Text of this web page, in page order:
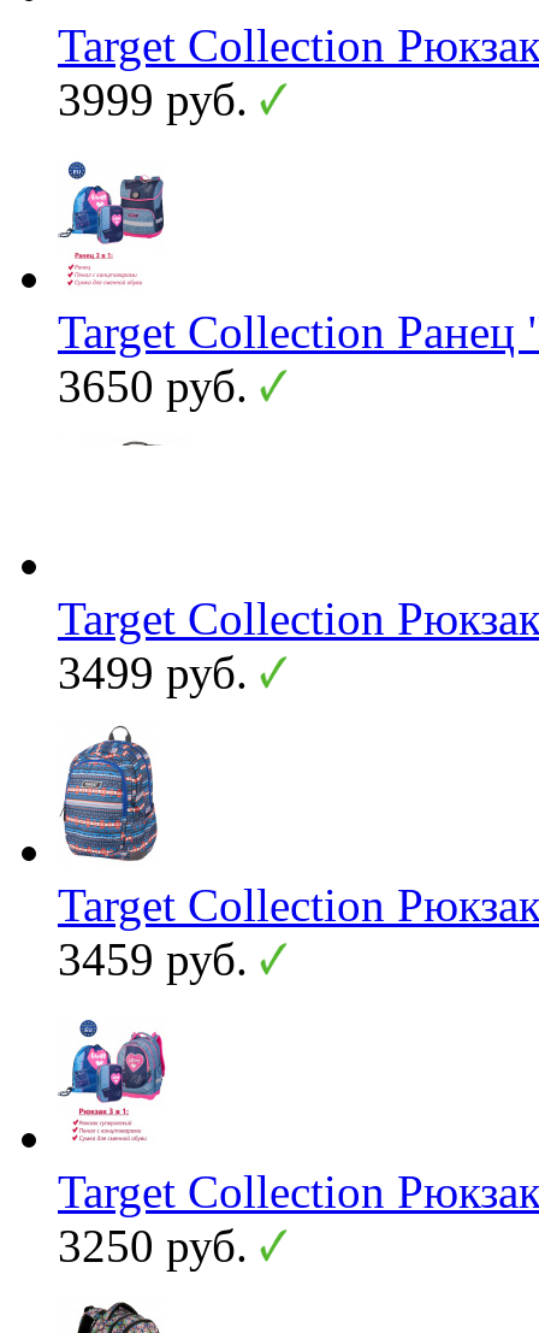
Target Collection
3999 руб.
Target Collection
3650 руб.
Target Collection
3499 руб.
Target Collection
3459 руб.
Target Collection
3250 руб.